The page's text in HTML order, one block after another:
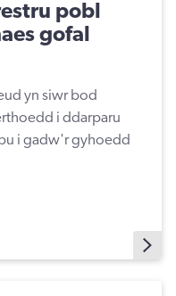
pobl
gofal
yn siwr bod
i ddarparu
i gadw'r gyhoedd